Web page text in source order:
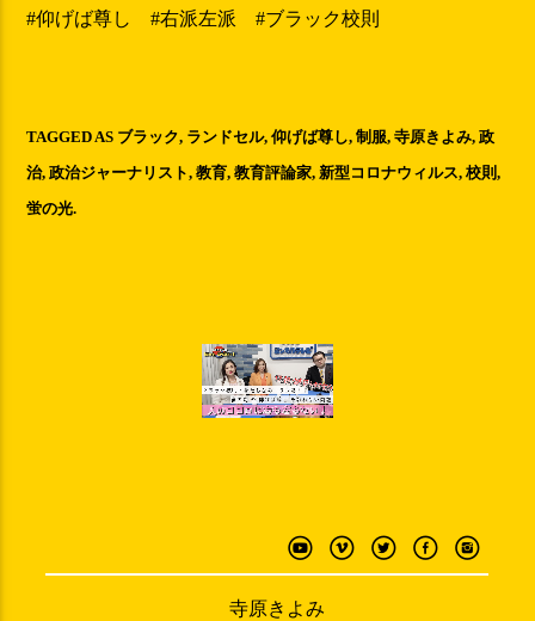
#仰げば尊し#右派左派 #ブラック校則
TAGGED AS ブラック, ランドセル,仰げば尊し,制服,寺原きよみ,政
治,政治ジャーナリスト,教育,教育評論家,新型コロナウィルス,校則,
蛍の光.
寺原きよみ